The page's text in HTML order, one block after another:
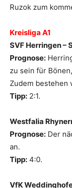
Ruzok zum
Kreisliga A1
SVF Herringen –
Prognose:
zu sein für
Zudem bestehen
Tipp: 2:1.
Westfalia
Prognose: Der
an.
Tipp: 4:0.
VfK